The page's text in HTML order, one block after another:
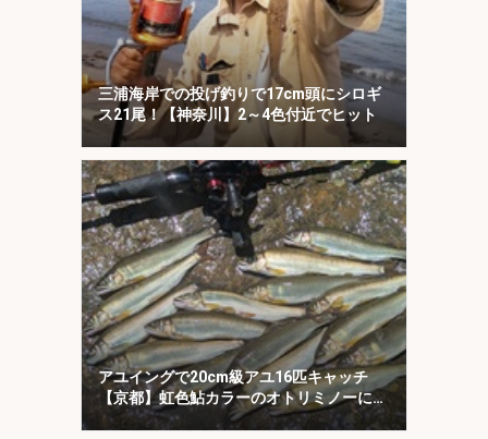
三浦海岸での投げ釣りで17cm頭にシロギ
ス21尾！【神奈川】2～4色付近でヒット
アユイングで20cm級アユ16匹キャッチ
【京都】虹色鮎カラーのオトリミノーにヒ
ット集中！